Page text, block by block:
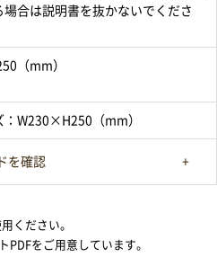
場合は説明書を抜かないでくださ
（mm）
：W230×H250（mm）
を確認
ください。
をご用意しています。